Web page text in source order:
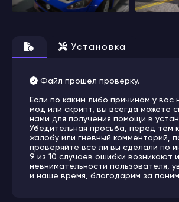
Установка
Файл прошел проверку.
Если по каким либо причинам у вас
мод или скрипт, вы всегда можете
нами для получения помощи в
Убедительная просьба, перед тем
жалобу или гневный комментарий,
проверяйте все ли вы сделали по
9 из 10 случаев ошибки возникают
невнимательности пользователя,
и наше время, благодарим за